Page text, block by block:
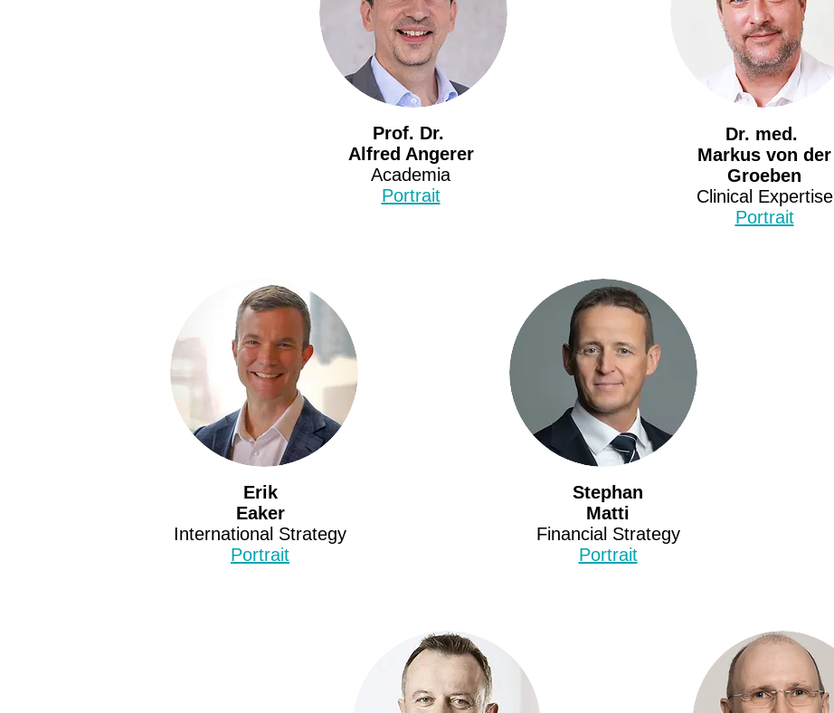
Prof. Dr.
Alfred Angerer
Academia
Portrait
Erik
Eaker
International Strategy
Portrait
Dr. med.
Markus von der
Groeben
Clinical Expertise
Portrait
Stephan
Matti
Financial Strategy
Portrait